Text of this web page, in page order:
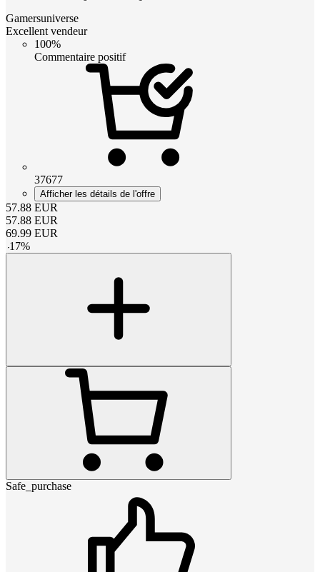
Gamersuniverse
Excellent vendeur
100%
Commentaire positif
37677
Afficher les détails de l'offre
57.88 EUR
57.88 EUR
69.99 EUR
-17%
Safe_purchase